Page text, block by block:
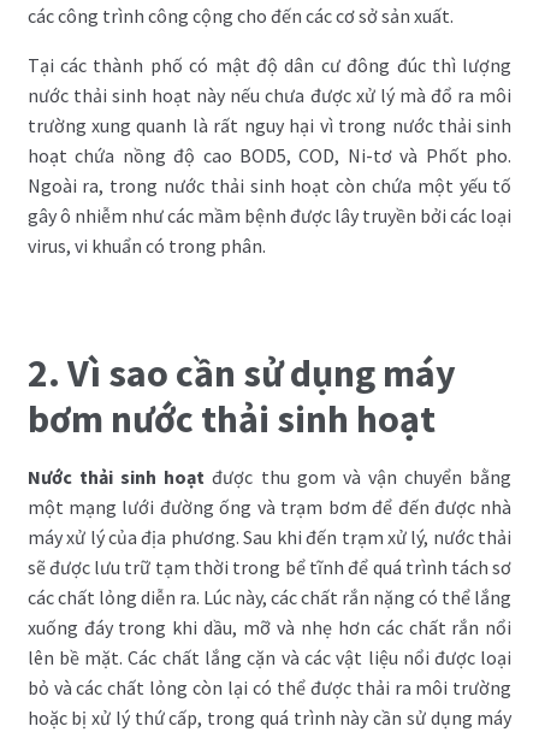
các công trình công cộng cho đến các cơ sở sản xuất.
Tại các thành phố có mật độ dân cư đông đúc thì lượng
nước thải sinh hoạt này nếu chưa được xử lý mà đổ ra môi
trường xung quanh là rất nguy hại vì trong nước thải sinh
hoạt chứa nồng độ cao BOD5, COD, Ni-tơ và Phốt pho.
Ngoài ra, trong nước thải sinh hoạt còn chứa một yếu tố
gây ô nhiễm như các mầm bệnh được lây truyền bởi các loại
virus, vi khuẩn có trong phân.
2. Vì sao cần sử dụng máy
bơm nước thải sinh hoạt
Nước thải sinh hoạt được thu gom và vận chuyển bằng
một mạng lưới đường ống và trạm bơm để đến được nhà
máy xử lý của địa phương. Sau khi đến trạm xử lý, nước thải
sẽ được lưu trữ tạm thời trong bể tĩnh để quá trình tách sơ
các chất lỏng diễn ra. Lúc này, các chất rắn nặng có thể lắng
xuống đáy trong khi dầu, mỡ và nhẹ hơn các chất rắn nổi
lên bề mặt. Các chất lắng cặn và các vật liệu nổi được loại
bỏ và các chất lỏng còn lại có thể được thải ra môi trường
hoặc bị xử lý thứ cấp, trong quá trình này cần sử dụng máy